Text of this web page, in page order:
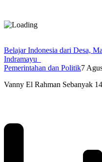
Belajar Indonesia dari Desa,
Indramayu
Pemerintahan dan Politik7
Vanny El Rahman Sebanyak